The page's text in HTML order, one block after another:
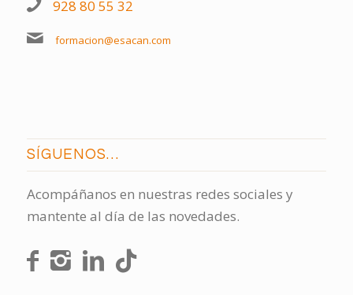
928 80 55 32
formacion@esacan.com
SÍGUENOS…
Acompáñanos en nuestras redes sociales y
mantente al día de las novedades.